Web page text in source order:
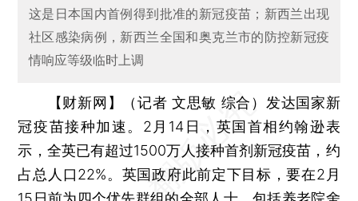
这是日本国内首例得到批准的新冠疫苗；新西兰出现
社区感染病例，新西兰全国和奥克兰市的防控新冠疫
情响应等级临时上调
【财新网】（记者 文思敏 综合） 发达国家新
冠疫苗接种加速。2月14日，英国首相约翰逊表
示，全英已有超过1500万人接种首剂新冠疫苗，约
占总人口22%。英国政府此前定下目标，要在2月